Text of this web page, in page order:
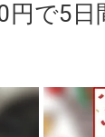
円で5日